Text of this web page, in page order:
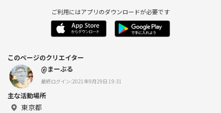
ご利用にはアプリのダウンロードが必要です
このページのクリエイター
@まーぶる
最終ログイン:2021年9月29日 19:31
主な活動場所
東京都